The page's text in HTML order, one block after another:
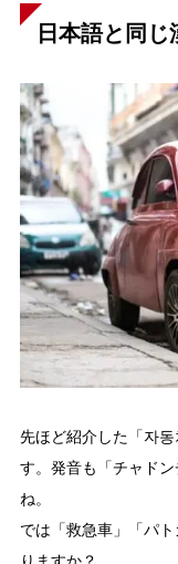
日本語と同じ
先ほど紹介した「자
す。発音も「チャド
ね。
では「救急車」「パ